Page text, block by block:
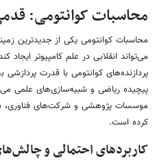
محاسبات کوانتومی:
محاسبات کوانتومی یکی از جدیدترین
می‌تواند انقلابی در علم کامپیوتر
پردازنده‌های کوانتومی با قدرت
پیچیده ریاضی و شبیه‌سازی‌های علمی
موسسات پژوهشی و شرکت‌های فناوری،
کرده است.
کاربردهای احتمالی و